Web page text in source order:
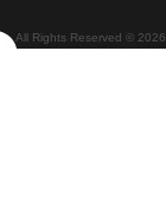
All Rights Reserved © 2026